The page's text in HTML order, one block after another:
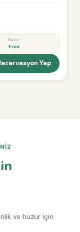
Basic
Free
Yap
ve huzur için